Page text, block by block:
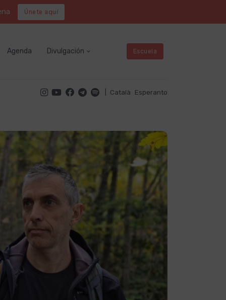
Únete aquí
Agenda Divulgación Escuela
Català Esperanto